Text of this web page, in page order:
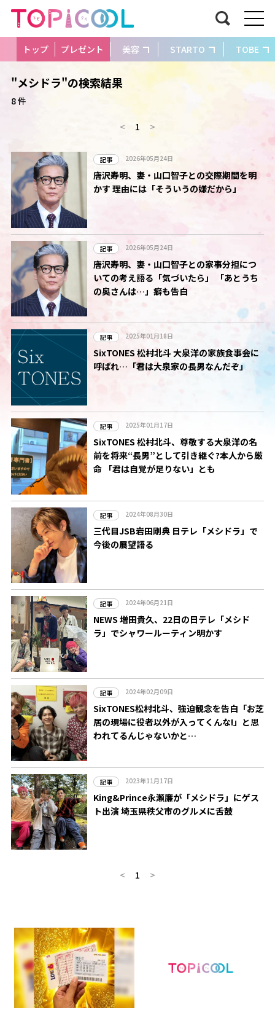
トップ プレゼント 美容 STARTO TOBE
"メシドラ"の検索結果
8 件
< 1 >
記事 2026年05月24日
唐沢寿明、妻・山口智子との交際期間を明
かす 理由には「そういうの嫌だから」
記事 2026年05月24日
唐沢寿明、妻・山口智子との家事分担につ
いての考え語る「気づいたら」 「あとうち
の奥さんは…」癖も告白
記事 2025年01月18日
SixTONES 松村北斗 大泉洋の家族食事会に
呼ばれ…「君は大泉家の長男なんだぞ」
記事 2025年01月17日
SixTONES 松村北斗、尊敬する大泉洋の名
前を将来“長男”として引き継ぐ?本人から厳
命 「君は自覚が足りない」とも
記事 2024年08月30日
三代目JSB岩田剛典 日テレ「メシドラ」で
今後の展望語る
記事 2024年06月21日
NEWS 増田貴久、22日の日テレ「メシド
ラ」でシャワールーティン明かす
記事 2024年02月09日
SixTONES松村北斗、強迫観念を告白「お芝
居の現場に役者以外が入ってくんな!」と思
われてるんじゃないかと…
記事 2023年11月17日
King&Prince永瀬廉が「メシドラ」にゲス
ト出演 埼玉県秩父市のグルメに舌鼓
< 1 >